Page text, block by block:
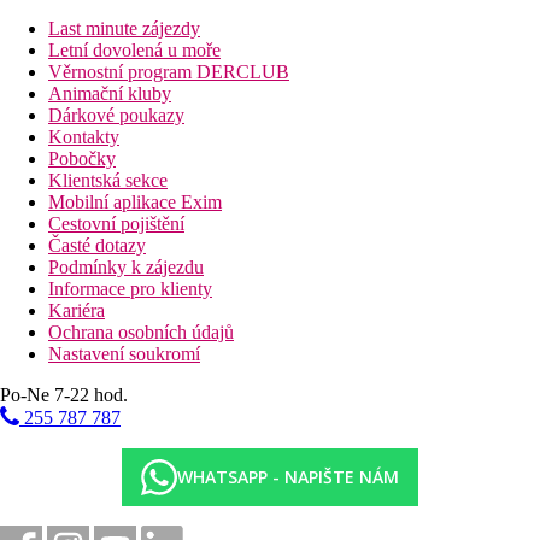
Stravování
Polopenze
Snídaně a večeře formou bufetu
All Inclusive Gold
Snídaně, oběd a večeře formou bufetu
24 hodin denně lehký snack, káva, čaj, zmrzlina a sladké
pečivo
24 hodin denně vybrané nealkoholické nápoje
10.00-00.00 hod. rozšířená nabídky vybraných
alkoholických nápojů místních i mezinárodních značek
All Inclusive Gold je čerpán v místech a časech určených
hotelem, právo na změnu vyhrazeno
Pláž
Menší písečná pláž San Bauló s pozvolným vstupem do moře
přímo u hotelu. Dlouhá písečná pláž C’an Picafort cca 2 km.
Lehátka a slunečníky za poplatek.
Sportovní nabídka
Zdarma:fitness, jacuzzi, sauna.
Za poplatek: půjčovna kol, úschovna a servisní místnost
pro kola, golfová hřiště Alcanada a Pollensa cca 15 km.
Last minute zájezdy
Letní dovolená u moře
Věrnostní program DERCLUB
Animační kluby
Dárkové poukazy
Kontakty
Pobočky
Klientská sekce
Mobilní aplikace Exim
Cestovní pojištění
Časté dotazy
Podmínky k zájezdu
Informace pro klienty
Kariéra
Ochrana osobních údajů
Nastavení soukromí
Po-Ne 7-22 hod.
255 787 787
WHATSAPP - NAPIŠTE NÁM